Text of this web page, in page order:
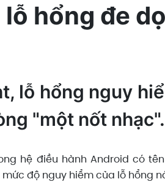
hổng đe
lỗ hổng nguy
"một nốt nhạc".
hệ điều hành Android có
độ nguy hiểm của lỗ hổng